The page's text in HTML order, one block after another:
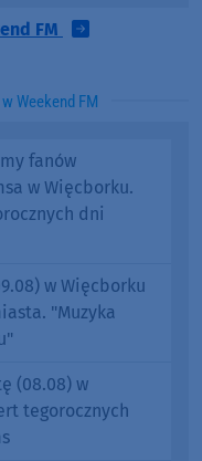
FM
w Weekend FM
fanów
w Więcborku.
dni
w Więcborku
"Muzyka
(08.08) w
tegorocznych